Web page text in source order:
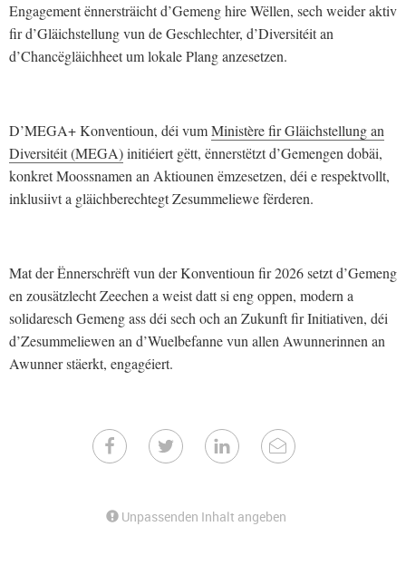
Engagement ënnersträicht d’Gemeng hire Wëllen, sech weider aktiv
fir d’Gläichstellung vun de Geschlechter, d’Diversitéit an
d’Chancëgläichheet um lokale Plang anzesetzen.
D’MEGA+ Konventioun, déi vumMinistère fir Gläichstellung an
Diversitéit (MEGA)initiéiert gëtt, ënnerstëtzt d’Gemengen dobäi,
konkret Moossnamen an Aktiounen ëmzesetzen, déi e respektvollt,
inklusiivt a gläichberechtegt Zesummeliewe fërderen.
Mat der Ënnerschrëft vun der Konventioun fir 2026 setzt d’Gemeng
en zousätzlecht Zeechen a weist datt si eng oppen, modern a
solidaresch Gemeng ass déi sech och an Zukunft fir Initiativen, déi
d’Zesummeliewen an d’Wuelbefanne vun allen Awunnerinnen an
Awunner stäerkt, engagéiert.
Unpassenden Inhalt angeben